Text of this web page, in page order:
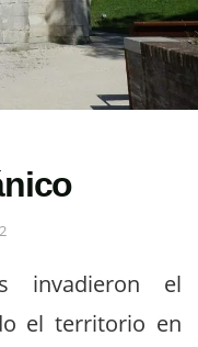
invadieron el
el territorio en